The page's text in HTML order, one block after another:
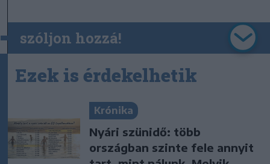
szóljon hozzá!
Ezek is érdekelhetik
Krónika
Nyári szünidő: több
országban szinte fele annyit